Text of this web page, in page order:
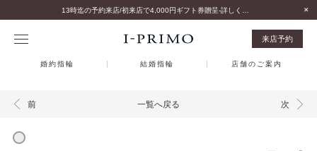
来店予約
婚約指輪 結婚指輪 店舗のご案内
前 一覧へ戻る 次